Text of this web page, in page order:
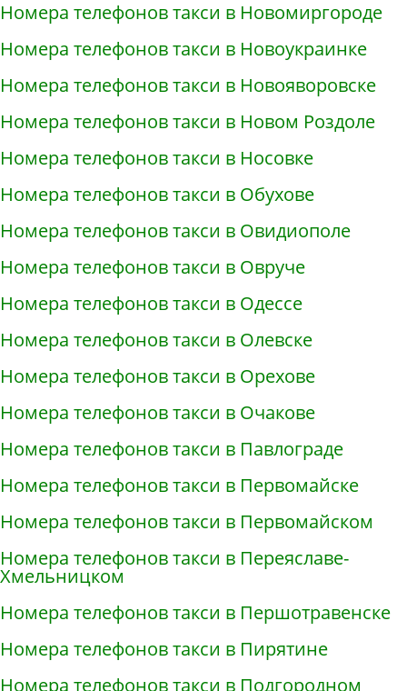
Номера телефонов такси в Новомиргороде
Номера телефонов такси в Новоукраинке
Номера телефонов такси в Новояворовске
Номера телефонов такси в Новом Роздоле
Номера телефонов такси в Носовке
Номера телефонов такси в Обухове
Номера телефонов такси в Овидиополе
Номера телефонов такси в Овруче
Номера телефонов такси в Одессе
Номера телефонов такси в Олевске
Номера телефонов такси в Орехове
Номера телефонов такси в Очакове
Номера телефонов такси в Павлограде
Номера телефонов такси в Первомайске
Номера телефонов такси в Первомайском
Номера телефонов такси в Переяславе-
Хмельницком
Номера телефонов такси в Першотравенске
Номера телефонов такси в Пирятине
Номера телефонов такси в Подгородном